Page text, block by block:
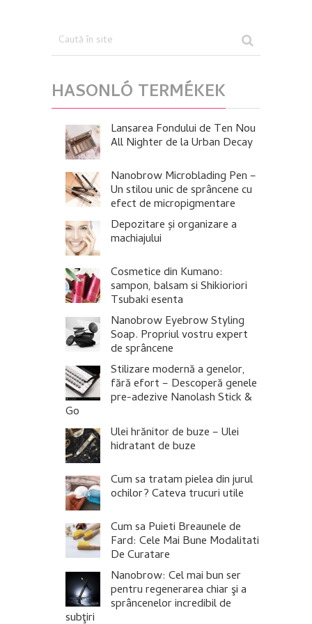
HASONLÓ TERMÉKEK
Lansarea Fondului de Ten Nou
All Nighter de la Urban Decay
Nanobrow Microblading Pen –
Un stilou unic de sprâncene cu
efect de micropigmentare
Depozitare și organizare a
machiajului
Cosmetice din Kumano:
sampon, balsam si Shikioriori
Tsubaki esenta
Nanobrow Eyebrow Styling
Soap. Propriul vostru expert
de sprâncene
Stilizare modernă a genelor,
fără efort – Descoperă genele
pre-adezive Nanolash Stick &
Go
Ulei hrănitor de buze – Ulei
hidratant de buze
Cum sa tratam pielea din jurul
ochilor? Cateva trucuri utile
Cum sa Puieti Breaunele de
Fard: Cele Mai Bune Modalitati
De Curatare
Nanobrow: Cel mai bun ser
pentru regenerarea chiar şi a
sprâncenelor incredibil de
subţiri